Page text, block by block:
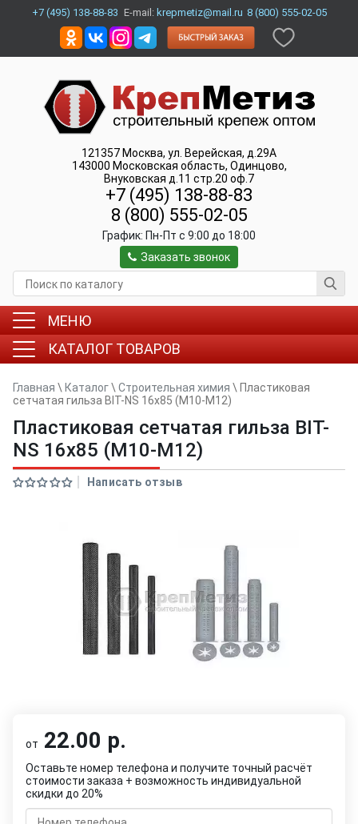
+7 (495) 138-88-83 E-mail: krepmetiz@mail.ru 8 (800) 555-02-05
121357 Москва, ул. Верейская, д.29А
143000 Московская область, Одинцово,
Внуковская д.11 стр.20 оф.7
+7 (495) 138-88-83
8 (800) 555-02-05
График: Пн-Пт c 9:00 до 18:00
Заказать звонок
МЕНЮ
КАТАЛОГ ТОВАРОВ
Главная \ Каталог\ Строительная химия \ Пластиковая
сетчатая гильза BIT-NS 16x85 (M10-М12)
Пластиковая сетчатая гильза BIT-
NS 16x85 (M10-М12)
Написать отзыв
от 22.00 р.
Оставьте номер телефона и получите точный расчёт
стоимости заказа + возможность индивидуальной
скидки до 20%